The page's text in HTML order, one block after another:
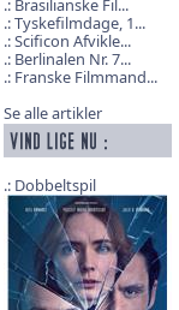
Brasilianske Fil...
Tyskefilmdage, 1...
Scificon Afvikle...
Berlinalen Nr. 7...
Franske Filmmand...
Se alle artikler
Dobbeltspil